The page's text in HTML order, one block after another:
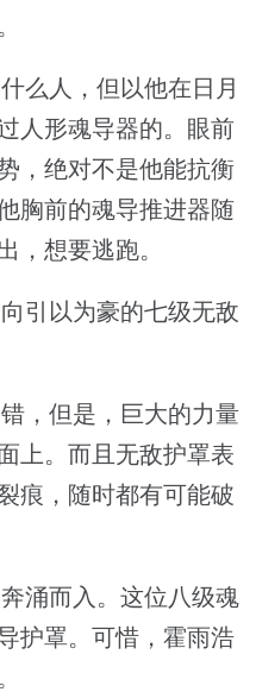
么人，但以他在日月
人形魂导器的。眼前
，绝对不是他能抗衡
胸前的魂导推进器随
，想要逃跑。
引以为豪的七级无敌
，但是，巨大的力量
上。而且无敌护罩表
痕，随时都有可能破
涌而入。这位八级魂
护罩。可惜，霍雨浩